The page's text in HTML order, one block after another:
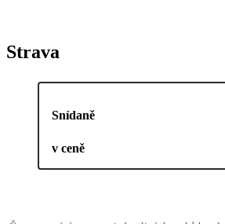
Strava
Snídaně
v ceně